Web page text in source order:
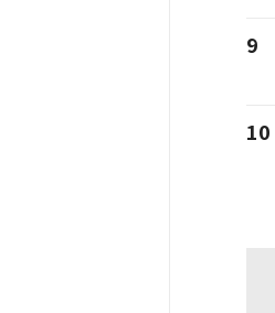
9
10